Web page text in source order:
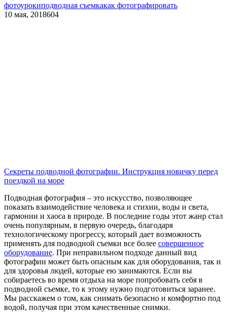
фотоурокиподводная съемкакак фотографировать
10 мая, 2018604
Секреты подводной фотографии. Инструкция новичку перед
поездкой на море
Подводная фотография – это искусство, позволяющее
показать взаимодействие человека и стихии, воды и света,
гармонии и хаоса в природе. В последние годы этот жанр стал
очень популярным, в первую очередь, благодаря
технологическому прогрессу, который дает возможность
применять для подводной съемки все более совершенное
оборудование. При неправильном подходе данный вид
фотографии может быть опасным как для оборудования, так и
для здоровья людей, которые ею занимаются. Если вы
собираетесь во время отдыха на море попробовать себя в
подводной съемке, то к этому нужно подготовиться заранее.
Мы расскажем о том, как снимать безопасно и комфортно под
водой, получая при этом качественные снимки.